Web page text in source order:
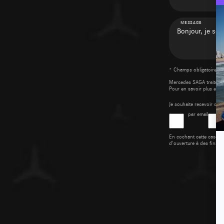
MESSAGE
* Champs obligatoires
Mercedes SAGA traite
Pour en savoir plus et
Je souhaite recevoir
par email
En cochant cette case,
d'ouverture à des fins